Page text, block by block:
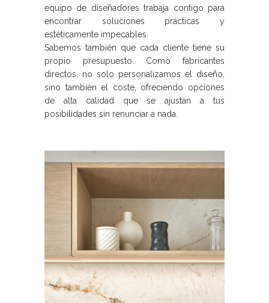
equipo de diseñadores trabaja contigo para
encontrar soluciones prácticas y
estéticamente impecables.
Sabemos también que cada cliente tiene su
propio presupuesto. Como fabricantes
directos, no solo personalizamos el diseño,
sino también el coste, ofreciendo opciones
de alta calidad que se ajustan a tus
posibilidades sin renunciar a nada.